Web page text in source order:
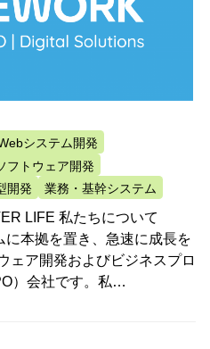
システム開発
フトウェア開発
開発 業務・基幹システム
LIFE 私たちについて
本拠を置き、急速に成長を
ェア開発およびビジネスプロ
）会社です。私…